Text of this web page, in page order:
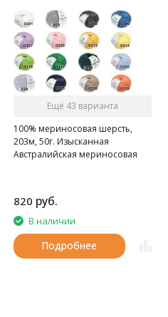
Ещё 43 варианта
100% мериносовая шерсть,
203м, 50г. Изысканная
Австралийская мериносовая
820 руб.
В наличии
Подробнее